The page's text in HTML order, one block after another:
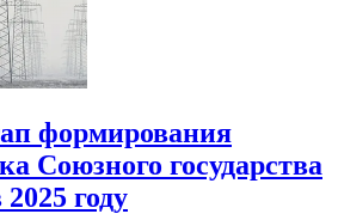
формирования
Союзного государства
году